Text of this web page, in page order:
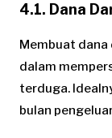
4.1. Dana
Membuat
dalam
terduga.
bulan